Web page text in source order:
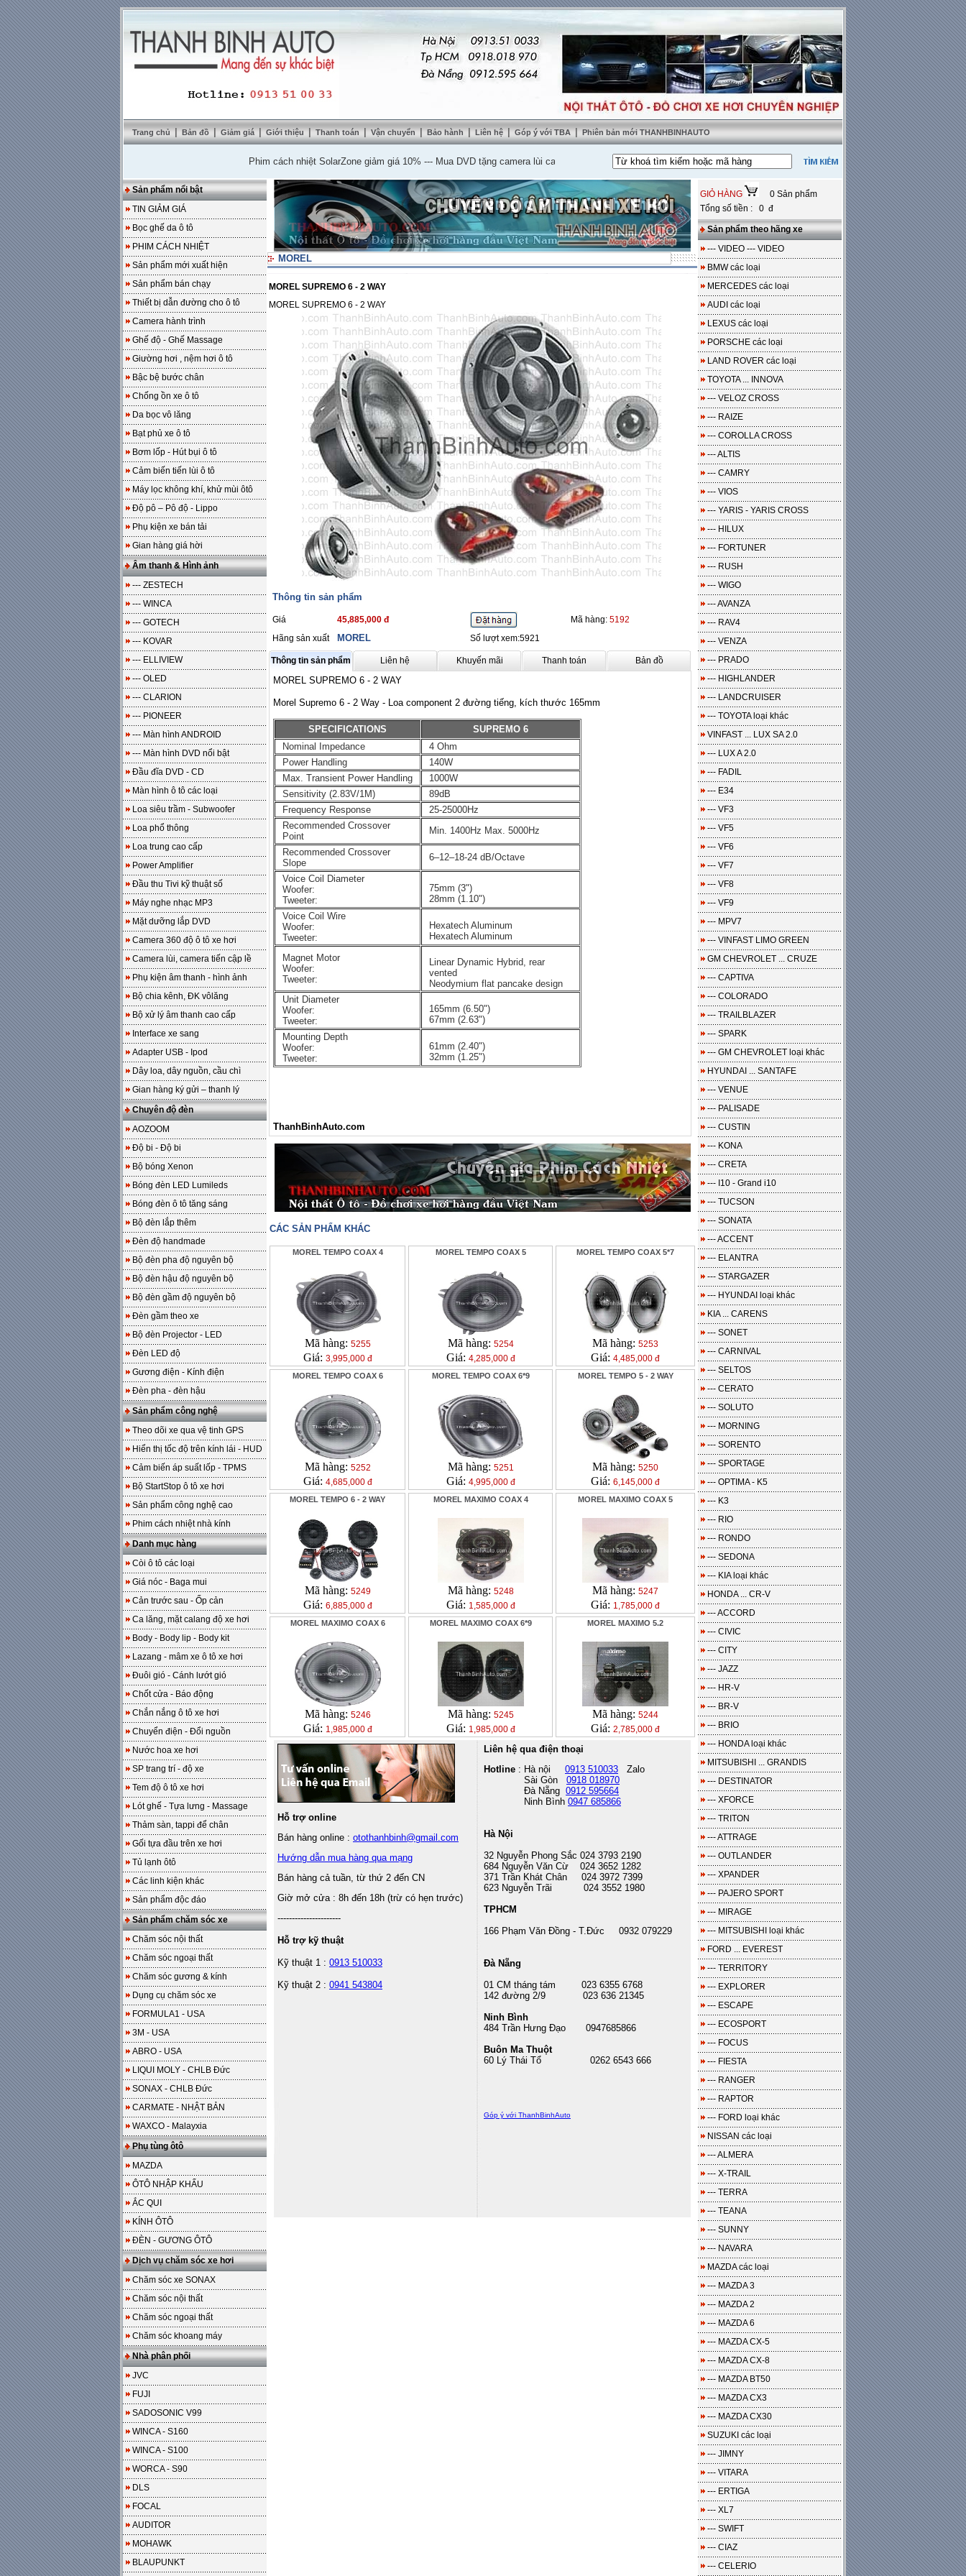
Trang chủ | Bản đồ | Giảm giá | Giới thiệu | Thanh toán | Vận chuyển | Bảo hành | Liên hệ | Góp ý với TBA | Phiên bản mới THANHBINHAUTO
Phim cách nhiệt SolarZone giảm giá 10%---Mua DVD tặng camera lùi cao cấp--- Lắp nệm ghế da thật tặng sàn da--- Miễn phí 100% công lắp đặt
Sản phẩm nổi bật
TIN GIẢM GIÁ
Bọc ghế da ô tô
PHIM CÁCH NHIỆT
Sản phẩm mới xuất hiện
Sản phẩm bán chạy
Thiết bị dẫn đường cho ô tô
Camera hành trình
Ghế độ - Ghế Massage
Giường hơi , nệm hơi ô tô
Bậc bệ bước chân
Chống ồn xe ô tô
Da bọc vô lăng
Bạt phủ xe ô tô
Bơm lốp - Hút bụi ô tô
Cảm biến tiến lùi ô tô
Máy lọc không khí, khử mùi ôtô
Độ pô – Pô độ - Lippo
Phụ kiện xe bán tải
Gian hàng giá hời
Âm thanh & Hình ảnh
--- ZESTECH
--- WINCA
--- GOTECH
--- KOVAR
--- ELLIVIEW
--- OLED
--- CLARION
--- PIONEER
--- Màn hình ANDROID
--- Màn hình DVD nổi bật
Đầu đĩa DVD - CD
Màn hình ô tô các loại
Loa siêu trầm - Subwoofer
Loa phổ thông
Loa trung cao cấp
Power Amplifier
Đầu thu Tivi kỹ thuật số
Máy nghe nhạc MP3
Mặt dưỡng lắp DVD
Camera 360 độ ô tô xe hơi
Camera lùi, camera tiến cập lề
Phụ kiện âm thanh - hình ảnh
Bộ chia kênh, ĐK vôlăng
Bộ xử lý âm thanh cao cấp
Interface xe sang
Adapter USB - Ipod
Dây loa, dây nguồn, cầu chì
Gian hàng ký gửi – thanh lý
Chuyên độ đèn
AOZOOM
Độ bi - Độ bi
Bộ bóng Xenon
Bóng đèn LED Lumileds
Bóng đèn ô tô tăng sáng
Bộ đèn lắp thêm
Đèn độ handmade
Bộ đèn pha độ nguyên bộ
Bộ đèn hậu độ nguyên bộ
Bộ đèn gầm độ nguyên bộ
Đèn gầm theo xe
Bộ đèn Projector - LED
Đèn LED độ
Gương điện - Kính điện
Đèn pha - đèn hậu
Sản phẩm công nghệ
Theo dõi xe qua vệ tinh GPS
Hiển thị tốc độ trên kính lái - HUD
Cảm biến áp suất lốp - TPMS
Bộ StartStop ô tô xe hơi
Sản phẩm công nghệ cao
Phim cách nhiệt nhà kính
Danh mục hàng
Còi ô tô các loại
Giá nóc - Baga mui
Cản trước sau - Ốp cản
Ca lăng, mặt calang độ xe hơi
Body - Body lip - Body kit
Lazang - mâm xe ô tô xe hơi
Đuôi gió - Cánh lướt gió
Chốt cửa - Báo động
Chắn nắng ô tô xe hơi
Chuyển điện - Đổi nguồn
Nước hoa xe hơi
SP trang trí - độ xe
Tem độ ô tô xe hơi
Lót ghế - Tựa lưng - Massage
Thảm sàn, tappi để chân
Gối tựa đầu trên xe hơi
Tủ lạnh ôtô
Các linh kiện khác
Sản phẩm độc đáo
Sản phẩm chăm sóc xe
Chăm sóc nội thất
Chăm sóc ngoại thất
Chăm sóc gương & kính
Dụng cụ chăm sóc xe
FORMULA1 - USA
3M - USA
ABRO - USA
LIQUI MOLY - CHLB Đức
SONAX - CHLB Đức
CARMATE - NHẬT BẢN
WAXCO - Malayxia
Phụ tùng ôtô
MAZDA
ÔTÔ NHẬP KHẨU
ẮC QUI
KÍNH ÔTÔ
ĐÈN - GƯƠNG ÔTÔ
Dịch vụ chăm sóc xe hơi
Chăm sóc xe SONAX
Chăm sóc nội thất
Chăm sóc ngoại thất
Chăm sóc khoang máy
Nhà phân phối
JVC
FUJI
SADOSONIC V99
WINCA - S160
WINCA - S100
WORCA - S90
DLS
FOCAL
AUDITOR
MOHAWK
BLAUPUNKT
MOREL
MOREL SUPREMO 6 - 2 WAY
MOREL SUPREMO 6 - 2 WAY
Thông tin sản phẩm
Giá 45,885,000 đ Mã hàng: 5192
Hãng sản xuất
MOREL Số lượt xem:5921
Thông tin sản phẩm Liên hệ Khuyến mãi Thanh toán Bản đồ
MOREL SUPREMO 6 - 2 WAY
Morel Supremo 6 - 2 Way - Loa component 2 đường tiếng, kích thước 165mm
SPECIFICATIONS
SUPREMO 6
Nominal Impedance
4 Ohm
Power Handling
140W
Max. Transient Power Handling
1000W
Sensitivity (2.83V/1M)
89dB
Frequency Response
25-25000Hz
Recommended Crossover
Point
Min. 1400Hz Max. 5000Hz
Recommended Crossover
Slope
6–12–18-24 dB/Octave
Voice Coil Diameter
Woofer:
Tweeter:
75mm (3")
28mm (1.10")
Voice Coil Wire
Woofer:
Tweeter:
Hexatech Aluminum
Hexatech Aluminum
Magnet Motor
Woofer:
Tweeter:
Linear Dynamic Hybrid, rear
vented
Neodymium flat pancake design
Unit Diameter
Woofer:
Tweeter:
165mm (6.50")
67mm (2.63")
Mounting Depth
Woofer:
Tweeter:
61mm (2.40")
32mm (1.25")
ThanhBinhAuto.com
CÁC SẢN PHẨM KHÁC
MOREL TEMPO COAX 4
Mã hàng: 5255
Giá: 3,995,000 đ
MOREL TEMPO COAX 5
Mã hàng: 5254
Giá: 4,285,000 đ
MOREL TEMPO COAX 5*7
Mã hàng: 5253
Giá: 4,485,000 đ
MOREL TEMPO COAX 6
Mã hàng: 5252
Giá: 4,685,000 đ
MOREL TEMPO COAX 6*9
Mã hàng: 5251
Giá: 4,995,000 đ
MOREL TEMPO 5 - 2 WAY
Mã hàng: 5250
Giá: 6,145,000 đ
MOREL TEMPO 6 - 2 WAY
Mã hàng: 5249
Giá: 6,885,000 đ
MOREL MAXIMO COAX 4
Mã hàng: 5248
Giá: 1,585,000 đ
MOREL MAXIMO COAX 5
Mã hàng: 5247
Giá: 1,785,000 đ
MOREL MAXIMO COAX 6
Mã hàng: 5246
Giá: 1,985,000 đ
MOREL MAXIMO COAX 6*9
Mã hàng: 5245
Giá: 1,985,000 đ
MOREL MAXIMO 5.2
Mã hàng: 5244
Giá: 2,785,000 đ
Hỗ trợ online
Bán hàng online : otothanhbinh@gmail.com
Hướng dẫn mua hàng qua mạng
Bán hàng cả tuần, từ thứ 2 đến CN
Giờ mở cửa : 8h đến 18h (trừ có hẹn trước)
----------------------
Hỗ trợ kỹ thuật
Kỹ thuật 1 : 0913 510033
Kỹ thuật 2 : 0941 543804
Liên hệ qua điện thoại
Hotline : Hà nội 0913 510033 Zalo
Sài Gòn 0918 018970
Đà Nẵng 0912 595664
Ninh Bình 0947 685866
Hà Nội
32 Nguyễn Phong Sắc 024 3793 2190
684 Nguyễn Văn Cừ 024 3652 1282
371 Trần Khát Chân 024 3972 7399
623 Nguyễn Trãi 024 3552 1980
TPHCM
166 Phạm Văn Đồng - T.Đức 0932 079229
Đà Nẵng
01 CM tháng tám 023 6355 6768
142 đường 2/9 023 636 21345
Ninh Bình
484 Trần Hưng Đạo 0947685866
Buôn Ma Thuột
60 Lý Thái Tổ 0262 6543 666
Góp ý với ThanhBinhAuto
GIỎ HÀNG
0 Sản phẩm
Tổng số tiền : 0 đ
Sản phẩm theo hãng xe
--- VIDEO --- VIDEO
BMW các loại
MERCEDES các loại
AUDI các loại
LEXUS các loại
PORSCHE các loại
LAND ROVER các loại
TOYOTA ... INNOVA
--- VELOZ CROSS
--- RAIZE
--- COROLLA CROSS
--- ALTIS
--- CAMRY
--- VIOS
--- YARIS - YARIS CROSS
--- HILUX
--- FORTUNER
--- RUSH
--- WIGO
--- AVANZA
--- RAV4
--- VENZA
--- PRADO
--- HIGHLANDER
--- LANDCRUISER
--- TOYOTA loại khác
VINFAST ... LUX SA 2.0
--- LUX A 2.0
--- FADIL
--- E34
--- VF3
--- VF5
--- VF6
--- VF7
--- VF8
--- VF9
--- MPV7
--- VINFAST LIMO GREEN
GM CHEVROLET ... CRUZE
--- CAPTIVA
--- COLORADO
--- TRAILBLAZER
--- SPARK
--- GM CHEVROLET loại khác
HYUNDAI ... SANTAFE
--- VENUE
--- PALISADE
--- CUSTIN
--- KONA
--- CRETA
--- I10 - Grand i10
--- TUCSON
--- SONATA
--- ACCENT
--- ELANTRA
--- STARGAZER
--- HYUNDAI loại khác
KIA ... CARENS
--- SONET
--- CARNIVAL
--- SELTOS
--- CERATO
--- SOLUTO
--- MORNING
--- SORENTO
--- SPORTAGE
--- OPTIMA - K5
--- K3
--- RIO
--- RONDO
--- SEDONA
--- KIA loại khác
HONDA ... CR-V
--- ACCORD
--- CIVIC
--- CITY
--- JAZZ
--- HR-V
--- BR-V
--- BRIO
--- HONDA loại khác
MITSUBISHI ... GRANDIS
--- DESTINATOR
--- XFORCE
--- TRITON
--- ATTRAGE
--- OUTLANDER
--- XPANDER
--- PAJERO SPORT
--- MIRAGE
--- MITSUBISHI loại khác
FORD ... EVEREST
--- TERRITORY
--- EXPLORER
--- ESCAPE
--- ECOSPORT
--- FOCUS
--- FIESTA
--- RANGER
--- RAPTOR
--- FORD loại khác
NISSAN các loại
--- ALMERA
--- X-TRAIL
--- TERRA
--- TEANA
--- SUNNY
--- NAVARA
MAZDA các loại
--- MAZDA 3
--- MAZDA 2
--- MAZDA 6
--- MAZDA CX-5
--- MAZDA CX-8
--- MAZDA BT50
--- MAZDA CX3
--- MAZDA CX30
SUZUKI các loại
--- JIMNY
--- VITARA
--- ERTIGA
--- XL7
--- SWIFT
--- CIAZ
--- CELERIO